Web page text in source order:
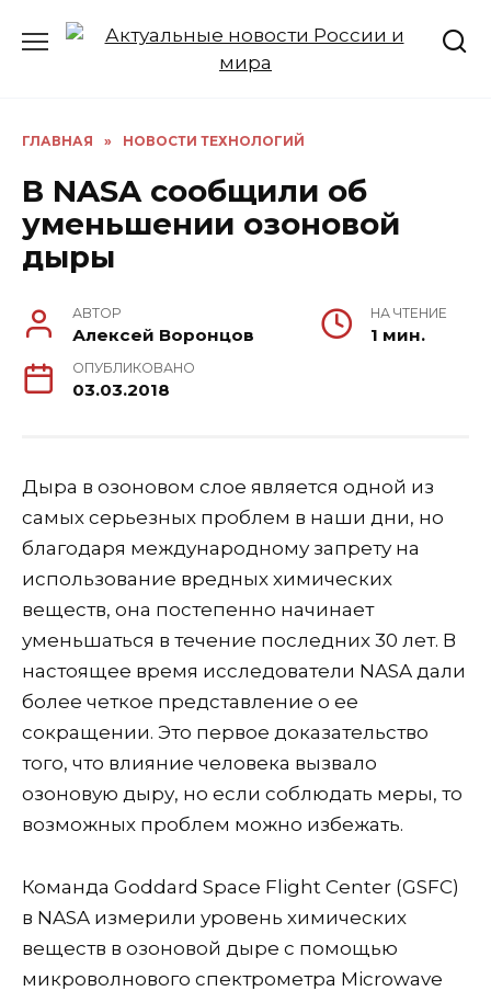
ГЛАВНАЯ » НОВОСТИ ТЕХНОЛОГИЙ
В NASA сообщили об
уменьшении озоновой
дыры
АВТОР
Алексей Воронцов
НА ЧТЕНИЕ
1 мин.
ОПУБЛИКОВАНО
03.03.2018
Дыра в озоновом слое является одной из
самых серьезных проблем в наши дни, но
благодаря международному запрету на
использование вредных химических
веществ, она постепенно начинает
уменьшаться в течение последних 30 лет. В
настоящее время исследователи NASA дали
более четкое представление о ее
сокращении. Это первое доказательство
того, что влияние человека вызвало
озоновую дыру, но если соблюдать меры, то
возможных проблем можно избежать.
Команда Goddard Space Flight Center (GSFC)
в NASA измерили уровень химических
веществ в озоновой дыре с помощью
микроволнового спектрометра Microwave